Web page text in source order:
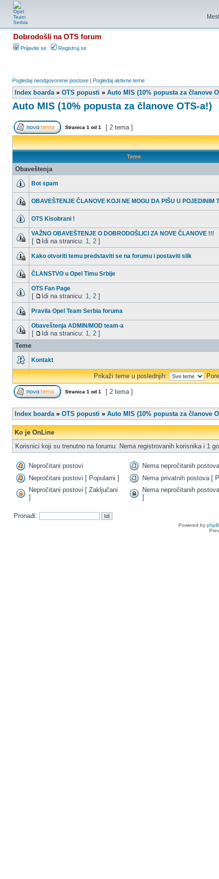
Dobrodošli na OTS forum
Prijavite se Registruj se
Pogledaj neodgovorene postove | Pogledaj aktivne teme
Index boarda» OTS popusti » Auto MIS (10% popusta za članove
Auto MIS (10% popusta za članove OTS-a!)
Stranica 1 od 1 [ 2 tema ]
Teme
Obaveštenja
Bot spam
OBAVEŠTENJE ČLANOVE KOJI NE MOGU DA PIŠU U POJEDINIM
OTS Kisobrani !
VAŽNO OBAVEŠTENJE O DOBRODOŠLICI ZA NOVE ČLANOVE !!!
[ Idi na stranicu: 1, 2 ]
Kako otvoriti temu predstaviti se na forumu i postaviti slik
ČLANSTVO u Opel Timu Srbije
OTS Fan Page
[ Idi na stranicu: 1, 2 ]
Pravila Opel Team Serbia foruma
Obaveštenja ADMIN/MOD team-a
[ Idi na stranicu: 1, 2 ]
Teme
Kontakt
Prikaži teme u poslednjih:
Stranica 1 od 1 [ 2 tema ]
Index boarda» OTS popusti » Auto MIS (10% popusta za članove
Ko je OnLine
Korisnici koji su trenutno na forumu: Nema registrovanih korisnika i 1
Nepročitani postovi
Nema nepročitanih postova
Nepročitani postovi [ Popularni ]
Nema privatnih postova [
Nepročitani postovi [ Zaključani
]
Nema nepročitanih
]
Pronađi:
Powered by